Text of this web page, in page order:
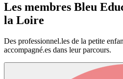
Les membres Bleu
la Loire
Des professionnel.les de la petite
accompagné.es dans leur parcours.